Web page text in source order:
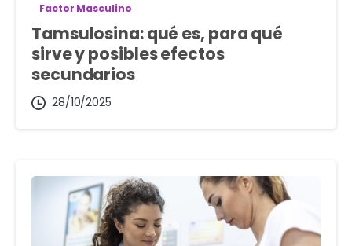
Factor Masculino
Tamsulosina: qué es, para qué
sirve y posibles efectos
secundarios
28/10/2025